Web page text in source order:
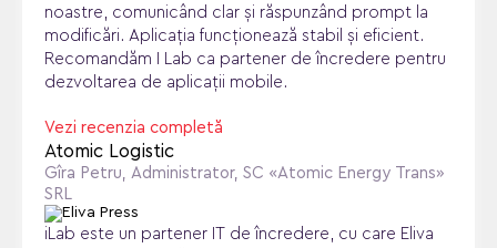
noastre, comunicând clar și răspunzând prompt la
modificări. Aplicația funcționează stabil și eficient.
Recomandăm I Lab ca partener de încredere pentru
dezvoltarea de aplicații mobile.
Vezi recenzia completă
Atomic Logistic
Gîra Petru, Administrator, SC «Atomic Energy Trans»
SRL
iLab este un partener IT de încredere, cu care Eliva